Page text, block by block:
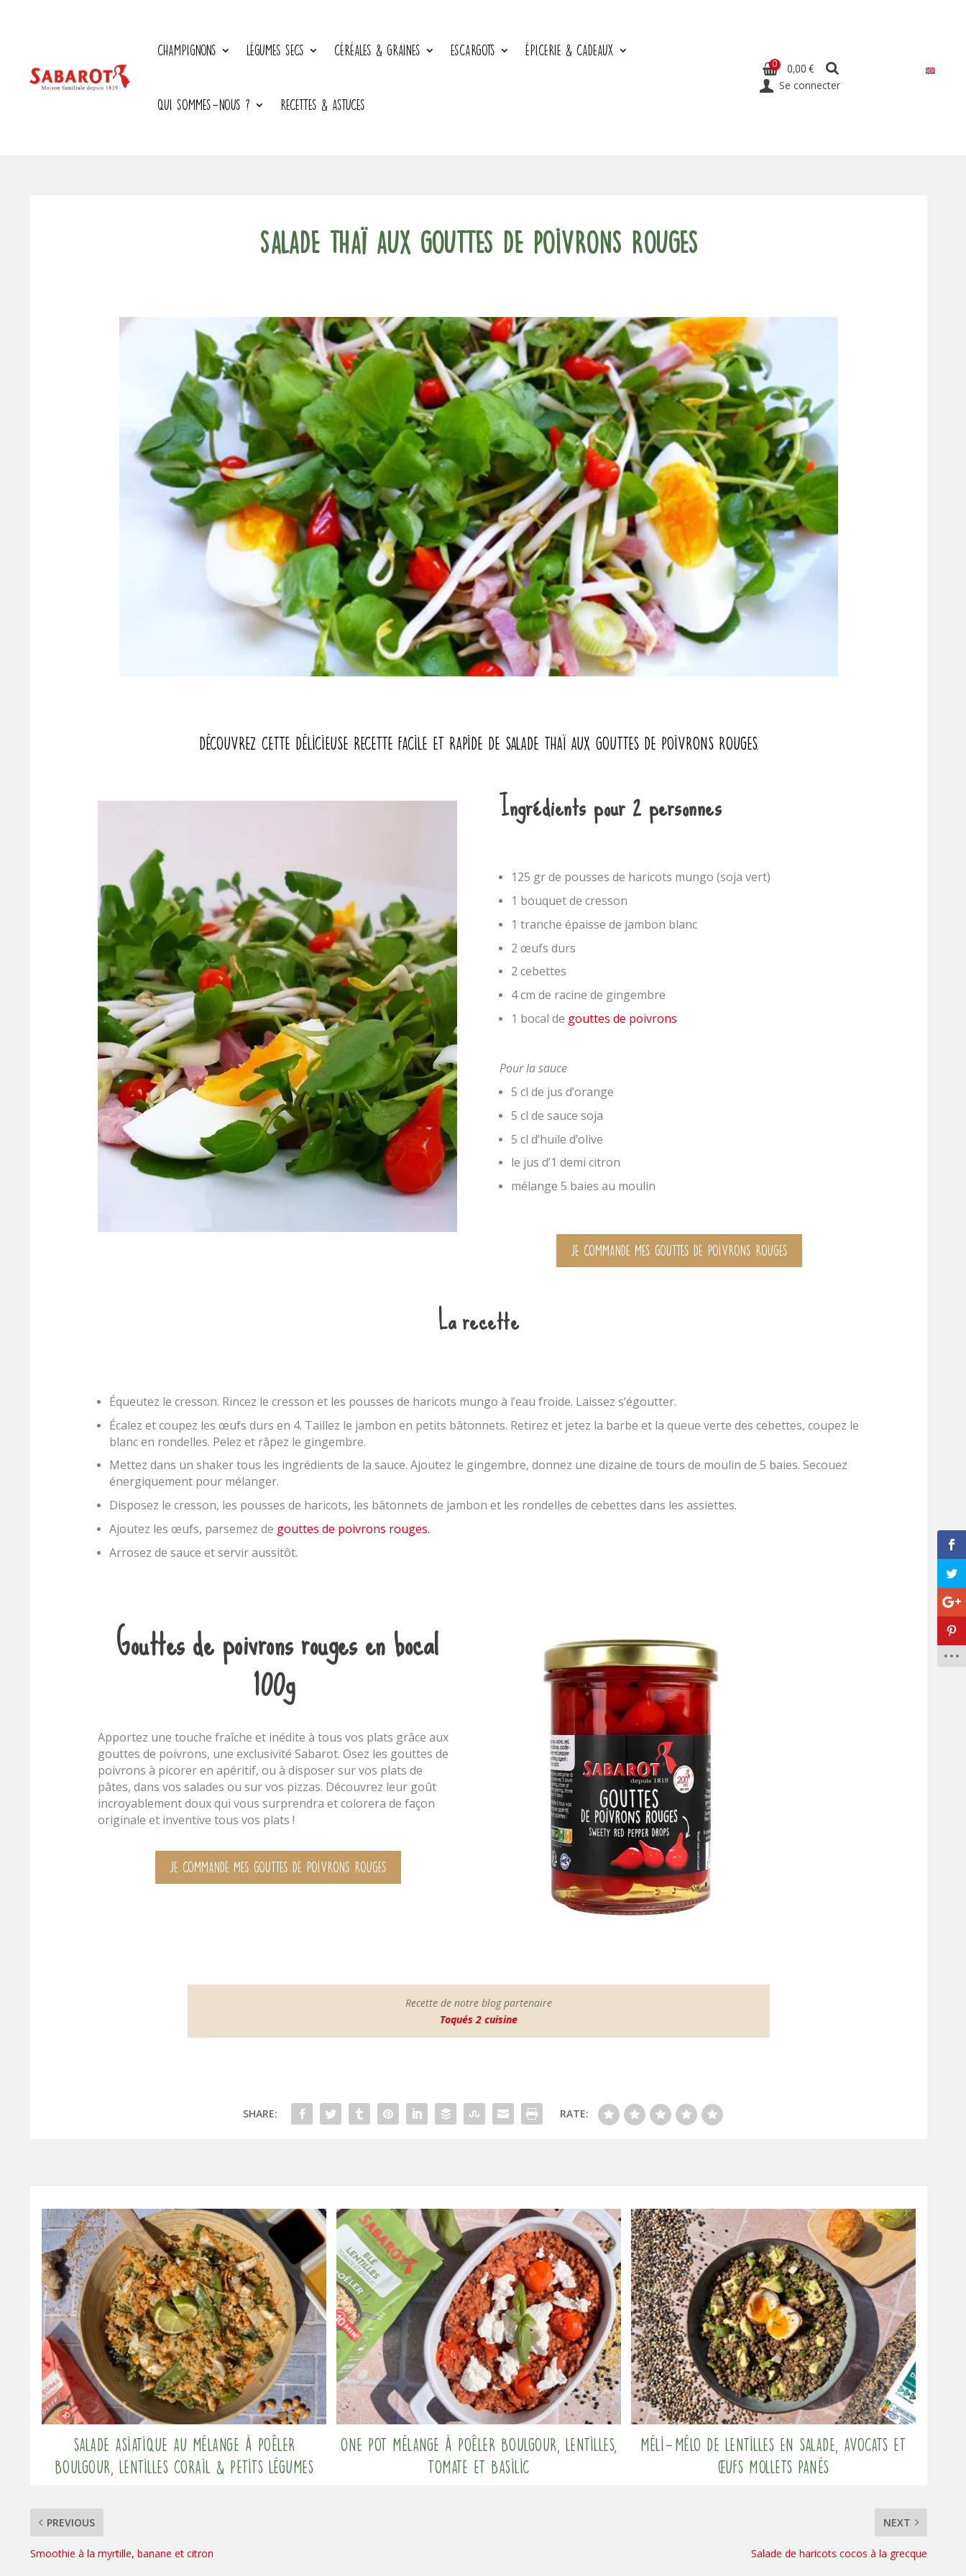
CHAMPIGNONS LÉGUMES SECS CÉRÉALES & GRAINES ESCARGOTS ÉPICERIE & CADEAUX
QUI SOMMES-NOUS ? RECETTES & ASTUCES
0 0,00 €
Se connecter
Salade thaï aux gouttes de poivrons rouges
Découvrez cette délicieuse recette facile et rapide de salade thaï aux gouttes de poivrons rouges.
Ingrédients pour 2 personnes
125 gr de pousses de haricots mungo (soja vert)
1 bouquet de cresson
1 tranche épaisse de jambon blanc
2 œufs durs
2 cebettes
4 cm de racine de gingembre
1 bocal de gouttes de poivrons
Pour la sauce
5 cl de jus d’orange
5 cl de sauce soja
5 cl d’huile d’olive
le jus d’1 demi citron
mélange 5 baies au moulin
Je commande mes gouttes de poivrons rouges
La recette
Équeutez le cresson. Rincez le cresson et les pousses de haricots mungo à l’eau froide. Laissez s’égoutter.
Écalez et coupez les œufs durs en 4. Taillez le jambon en petits bâtonnets. Retirez et jetez la barbe et la queue verte des cebettes, coupez le
blanc en rondelles. Pelez et râpez le gingembre.
Mettez dans un shaker tous les ingrédients de la sauce. Ajoutez le gingembre, donnez une dizaine de tours de moulin de 5 baies. Secouez
énergiquement pour mélanger.
Disposez le cresson, les pousses de haricots, les bâtonnets de jambon et les rondelles de cebettes dans les assiettes.
Ajoutez les œufs, parsemez de gouttes de poivrons rouges.
Arrosez de sauce et servir aussitôt.
Gouttes de poivrons rouges en bocal
100g
Apportez une touche fraîche et inédite à tous vos plats grâce aux
gouttes de poivrons, une exclusivité Sabarot. Osez les gouttes de
poivrons à picorer en apéritif, ou à disposer sur vos plats de
pâtes, dans vos salades ou sur vos pizzas. Découvrez leur goût
incroyablement doux qui vous surprendra et colorera de façon
originale et inventive tous vos plats !
Je commande mes gouttes de poivrons rouges
Recette de notre blog partenaire
Toqués 2 cuisine
SHARE: RATE:
Salade asiatique au mélange à poêler
Boulgour, Lentilles corail & Petits légumes
One pot mélange à poêler boulgour, lentilles,
tomate et basilic
Méli-Mélo de lentilles en salade, avocats et
œufs mollets panés
PREVIOUS
Smoothie à la myrtille, banane et citron
NEXT
Salade de haricots cocos à la grecque